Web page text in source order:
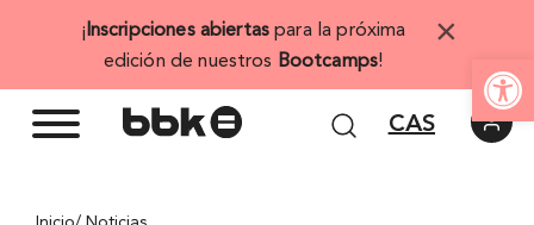
Abrir
¡ Inscripciones abiertas para la próxima
edición de nuestros Bootcamps!
×
CAS